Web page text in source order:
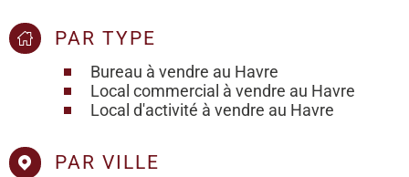
PAR TYPE
Bureau à vendre au Havre
Local commercial à vendre au Havre
Local d'activité à vendre au Havre
PAR VILLE